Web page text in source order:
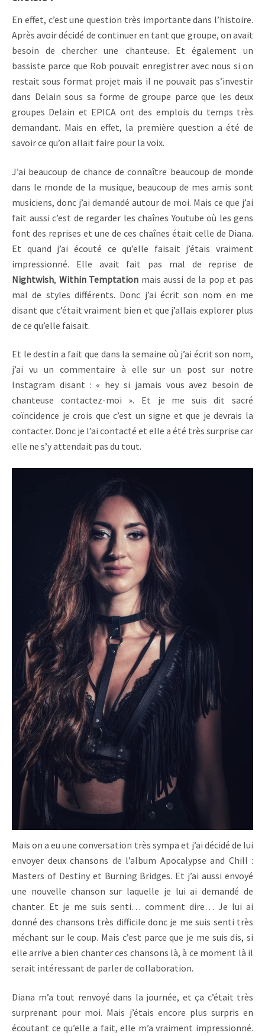
En effet, c’est une question très importante dans l’histoire.
Après avoir décidé de continuer en tant que groupe, on avait
besoin de chercher une chanteuse. Et également un
bassiste parce que Rob pouvait enregistrer avec nous si on
restait sous format projet mais il ne pouvait pas s’investir
dans Delain sous sa forme de groupe parce que les deux
groupes Delain et EPICA ont des emplois du temps très
demandant. Mais en effet, la première question a été de
savoir ce qu’on allait faire pour la voix.
J’ai beaucoup de chance de connaître beaucoup de monde
dans le monde de la musique, beaucoup de mes amis sont
musiciens, donc j’ai demandé autour de moi. Mais ce que j’ai
fait aussi c’est de regarder les chaînes Youtube où les gens
font des reprises et une de ces chaînes était celle de Diana.
Et quand j’ai écouté ce qu’elle faisait j’étais vraiment
impressionné. Elle avait fait pas mal de reprise de
Nightwish, Within Temptation mais aussi de la pop et pas
mal de styles différents. Donc j’ai écrit son nom en me
disant que c’était vraiment bien et que j’allais explorer plus
de ce qu’elle faisait.
Et le destin a fait que dans la semaine où j’ai écrit son nom,
j’ai vu un commentaire à elle sur un post sur notre
Instagram disant : « hey si jamais vous avez besoin de
chanteuse contactez-moi ». Et je me suis dit sacré
coïncidence je crois que c’est un signe et que je devrais la
contacter. Donc je l’ai contacté et elle a été très surprise car
elle ne s’y attendait pas du tout.
Mais on a eu une conversation très sympa et j’ai décidé de lui
envoyer deux chansons de l’album Apocalypse and Chill :
Masters of Destiny et Burning Bridges. Et j’ai aussi envoyé
une nouvelle chanson sur laquelle je lui ai demandé de
chanter. Et je me suis senti… comment dire… Je lui ai
donné des chansons très difficile donc je me suis senti très
méchant sur le coup. Mais c’est parce que je me suis dis, si
elle arrive a bien chanter ces chansons là, à ce moment là il
serait intéressant de parler de collaboration.
Diana m’a tout renvoyé dans la journée, et ça c’était très
surprenant pour moi. Mais j’étais encore plus surpris en
écoutant ce qu’elle a fait, elle m’a vraiment impressionné.